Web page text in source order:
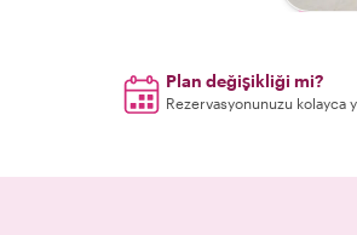
Plan değişikliği mi?
Rezervasyonunuzu kolayca